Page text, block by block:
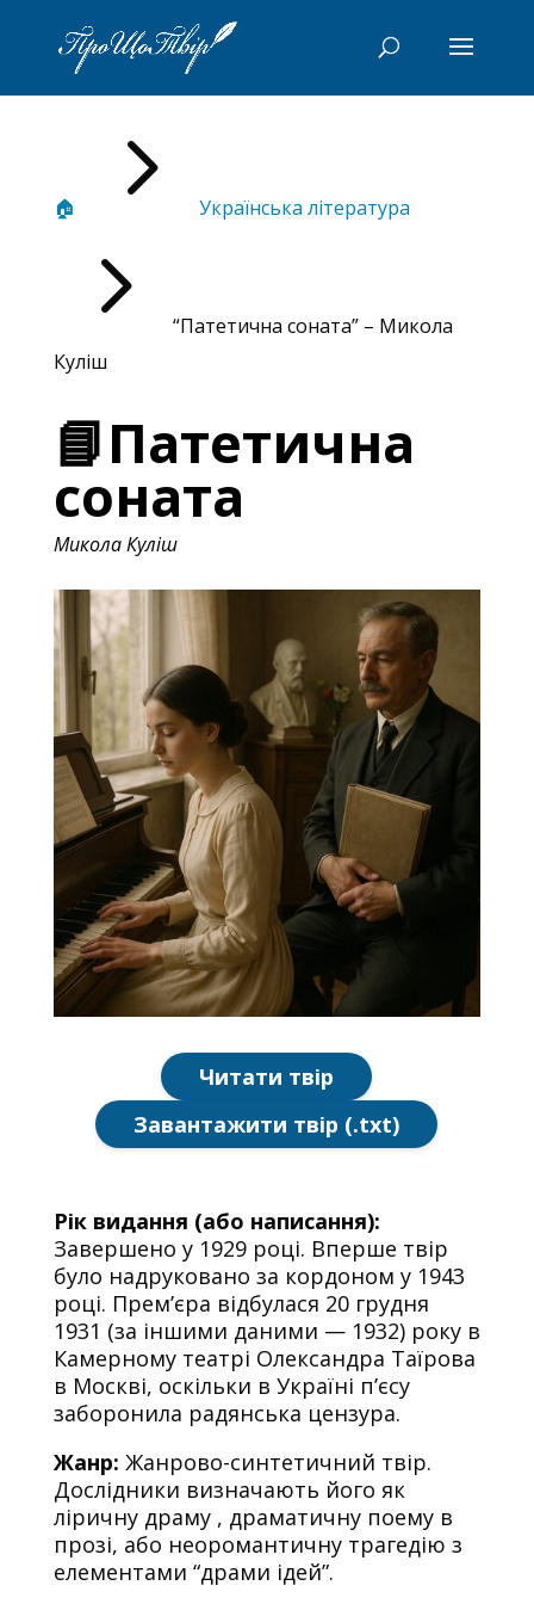
🏠 5 Українська література
5
“Патетична соната” – Микола
Куліш
📘Патетична
соната
Микола Куліш
Читати твір
Завантажити твір (.txt)
Рік видання (або написання):
Завершено у 1929 році. Вперше твір
було надруковано за кордоном у 1943
році. Прем’єра відбулася 20 грудня
1931 (за іншими даними — 1932) року в
Камерному театрі Олександра Таїрова
в Москві, оскільки в Україні п’єсу
заборонила радянська цензура.
Жанр: Жанрово-синтетичний твір.
Дослідники визначають його як
ліричну драму , драматичну поему в
прозі, або неоромантичну трагедію з
елементами “драми ідей”.